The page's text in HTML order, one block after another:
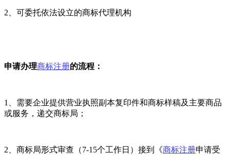
2、可委托依法设立的商标代理机构
申请办理商标注册的流程：
1、需要企业提供营业执照副本复印件和商标样稿及主要商品
或服务，递交商标局；
2、商标局形式审查（7-15个工作日）接到《商标注册申请受